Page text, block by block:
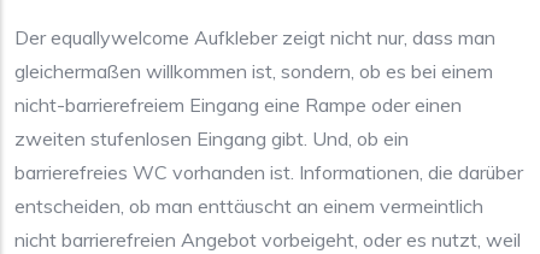
Der equallywelcome Aufkleber zeigt nicht nur, dass man
gleichermaßen willkommen ist, sondern, ob es bei einem
nicht-barrierefreiem Eingang eine Rampe oder einen
zweiten stufenlosen Eingang gibt. Und, ob ein
barrierefreies WC vorhanden ist. Informationen, die darüber
entscheiden, ob man enttäuscht an einem vermeintlich
nicht barrierefreien Angebot vorbeigeht, oder es nutzt, weil